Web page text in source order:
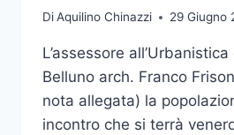
DiAquilino Chinazzi 29 Giugno
L’assessore
Belluno arch. Franco
nota allegata) la
incontro che si terrà